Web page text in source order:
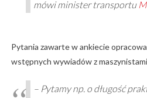
mówi minister transportu
Pytania zawarte w ankiecie
wstępnych wywiadów z
– Pytamy np. o długość